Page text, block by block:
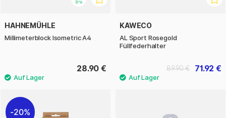
HAHNEMÜHLE
Millimeterblock Isometric A4
28.90 €
KAWECO
AL Sport Rosegold
Füllfederhalter
71.92 €
89.90 €
20%